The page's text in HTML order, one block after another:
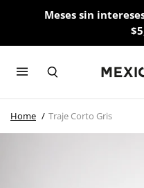
Meses sin
Home Traje Corto Gris